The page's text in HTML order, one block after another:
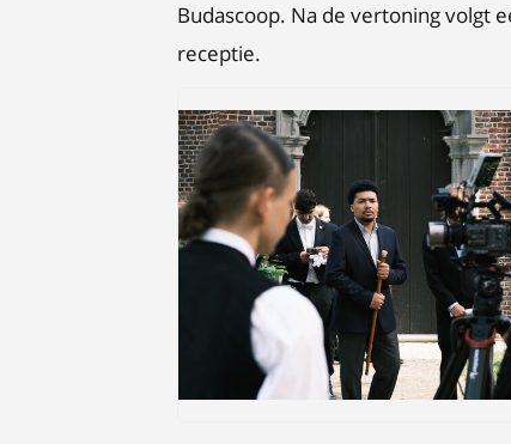
Budascoop. Na de vertoning volgt
receptie.